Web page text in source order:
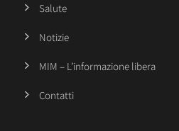
Salute
Notizie
MIM – L’informazione libera
Contatti